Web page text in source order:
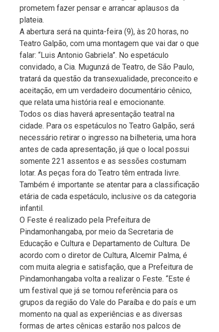
prometem fazer pensar e arrancar aplausos da
plateia.
A abertura será na quinta-feira (9), às 20 horas, no
Teatro Galpão, com uma montagem que vai dar o que
falar: “Luis Antonio Gabriela”. No espetáculo
convidado, a Cia. Mugunzá de Teatro, de São Paulo,
tratará da questão da transexualidade, preconceito e
aceitação, em um verdadeiro documentário cênico,
que relata uma história real e emocionante.
Todos os dias haverá apresentação teatral na
cidade. Para os espetáculos no Teatro Galpão, será
necessário retirar o ingresso na bilheteria, uma hora
antes de cada apresentação, já que o local possui
somente 221 assentos e as sessões costumam
lotar. As peças fora do Teatro têm entrada livre.
Também é importante se atentar para a classificação
etária de cada espetáculo, inclusive os da categoria
infantil.
O Feste é realizado pela Prefeitura de
Pindamonhangaba, por meio da Secretaria de
Educação e Cultura e Departamento de Cultura. De
acordo com o diretor de Cultura, Alcemir Palma, é
com muita alegria e satisfação, que a Prefeitura de
Pindamonhangaba volta a realizar o Feste. “Este é
um festival que já se tornou referência para os
grupos da região do Vale do Paraíba e do país e um
momento na qual as experiências e as diversas
formas de artes cênicas estarão nos palcos de